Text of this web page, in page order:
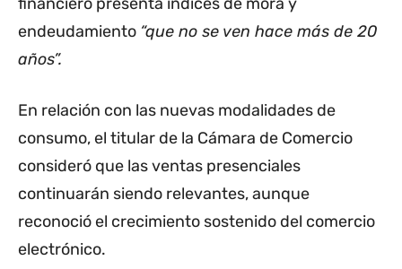
endeudamiento “que no se ven hace más de 20
años”.
En relación con las nuevas modalidades de
consumo, el titular de la Cámara de Comercio
consideró que las ventas presenciales
continuarán siendo relevantes, aunque
reconoció el crecimiento sostenido del comercio
electrónico.